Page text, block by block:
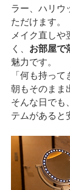
ラー、ハリウ
ただけます。
メイク直し
く、 お部屋で
魅力です。
「何も持っ
朝もそのまま
そんな日でも
テムがあると